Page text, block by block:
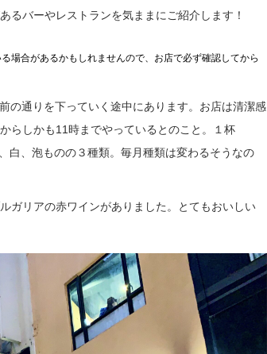
るバーやレストランを気ままにご紹介します！
場合があるかもしれませんので、お店で必ず確認してから
の通りを下っていく途中にあります。お店は清潔感
らしかも11時までやっているとのこと。１杯
白、泡ものの３種類。毎月種類は変わるそうなの
ガリアの赤ワインがありました。とてもおいしい